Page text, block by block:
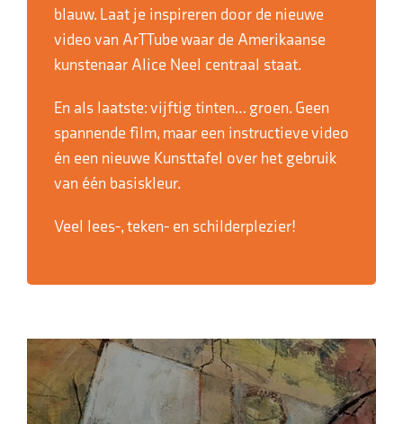
blauw. Laat je inspireren door de nieuwe
video van ArTTube waar de Amerikaanse
kunstenaar Alice Neel centraal staat.
En als laatste: vijftig tinten… groen. Geen
spannende film, maar een instructieve video
én een nieuwe Kunsttafel over het gebruik
van één basiskleur.
Veel lees-, teken- en schilderplezier!